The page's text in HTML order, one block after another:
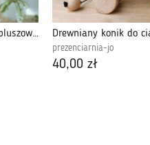
Zajączek w bluzie, Króliczek pluszowy, Przytulanka dla dziecka
prezenciarnia-jo
40,00 zł